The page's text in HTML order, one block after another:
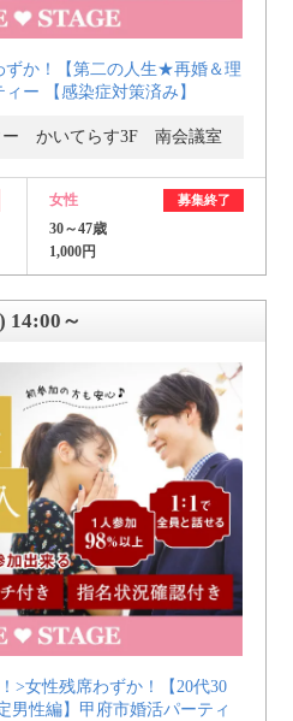
ずか！【第二の人生★再婚＆理
ー 【感染症対策済み】
ー かいてらす3F 南会議室
女性 募集終了
30～47歳
1,000円
14:00～
>女性残席わずか！【20代30
男性編】甲府市婚活パーティ